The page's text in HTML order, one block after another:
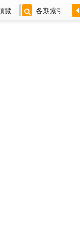
覽 各期索引